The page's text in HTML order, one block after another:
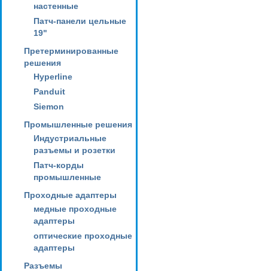
настенные
Патч-панели цельные
19"
Претерминированные
решения
Hyperline
Panduit
Siemon
Промышленные решения
Индустриальные
разъемы и розетки
Патч-корды
промышленные
Проходные адаптеры
медные проходные
адаптеры
оптические проходные
адаптеры
Разъемы